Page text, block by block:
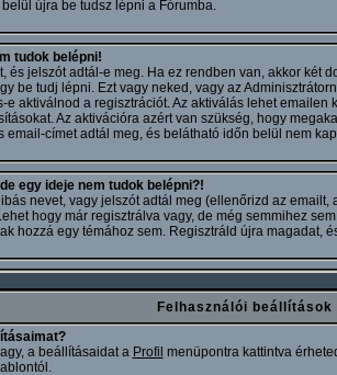
újra be tudsz lépni a Fórumba.
tudok belépni!
és jelszót adtál-e meg. Ha ez rendben van, akkor két
be tudj lépni. Ezt vagy neked, vagy az
aktiválnod a regisztrációt. Az aktiválás lehet
Az aktivációra azért van szükség, hogy
email-címet adtál meg, és belátható időn belül nem
egy ideje nem tudok belépni?!
nevet, vagy jelszót adtál meg (ellenőrizd az
hogy már regisztrálva vagy, de még semmihez
hozzá egy témához sem. Regisztráld újra magadat,
Felhasználói beállítások
a beállításaidat a Profil menüpontra kattintva